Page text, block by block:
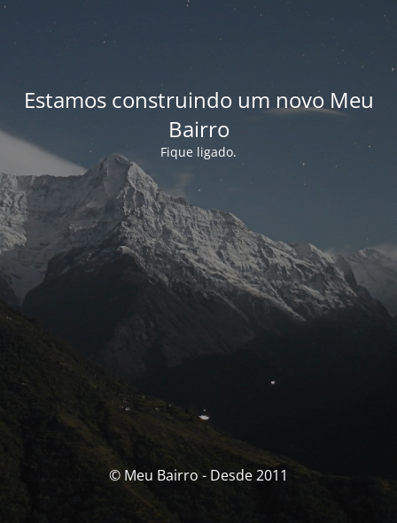
Estamos construindo um novo Meu
Bairro
Fique ligado.
© Meu Bairro - Desde 2011